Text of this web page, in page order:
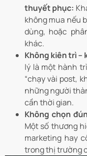
thuyết phục:
không mua nếu
dùng, hoặc
khác.
Không kiên trì –
lý là một hành
“chạy vài post,
những người
cần thời gian.
Không chọn
Một số thương
marketing hay
trong thị trường